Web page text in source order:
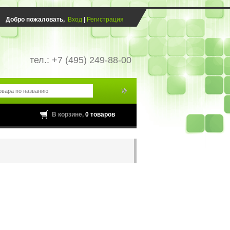
Добро пожаловать, Вход Регистрация
тел.: +7 (495) 249-88-00
В корзине, 0 товаров